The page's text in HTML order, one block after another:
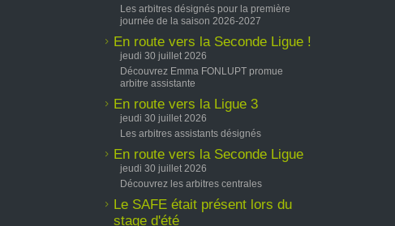
Les arbitres désignés pour la première
journée de la saison 2026-2027
En route vers la Seconde Ligue !
jeudi 30 juillet 2026
Découvrez Emma FONLUPT promue
arbitre assistante
En route vers la Ligue 3
jeudi 30 juillet 2026
Les arbitres assistants désignés
En route vers la Seconde Ligue
jeudi 30 juillet 2026
Découvrez les arbitres centrales
Le SAFE était présent lors du
stage d'été